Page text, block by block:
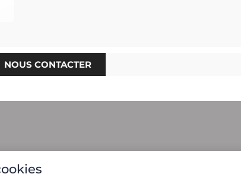
NOUS CONTACTER
Engagement de votre Or